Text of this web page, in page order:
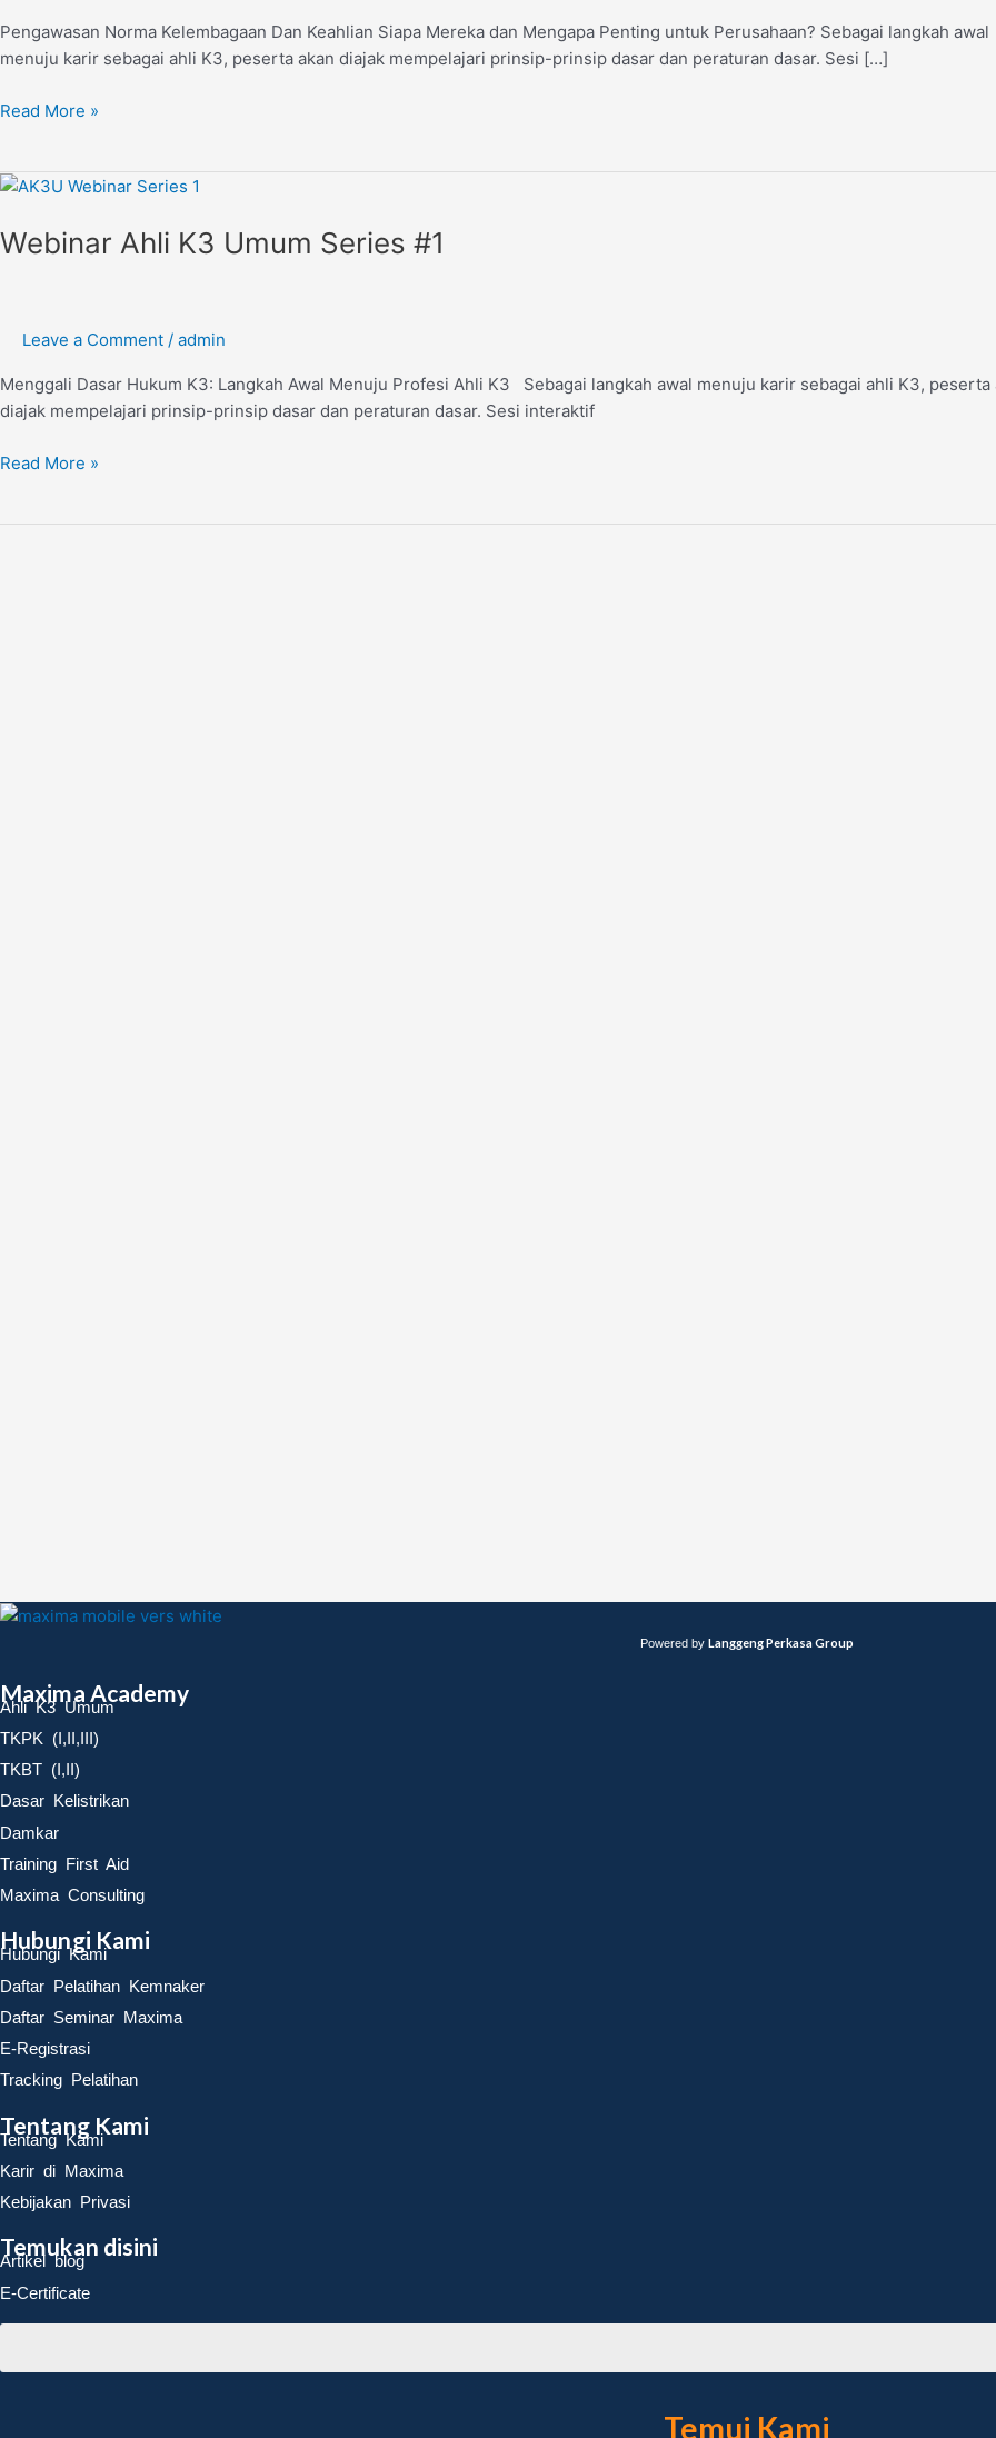
Pengawasan Norma Kelembagaan Dan Keahlian Siapa Mereka dan Mengapa Penting untuk Perusahaan? Sebagai langkah awal
menuju karir sebagai ahli K3, peserta akan diajak mempelajari prinsip-prinsip dasar dan peraturan dasar. Sesi […]
Read More »
Webinar Ahli K3 Umum Series #1
Leave a Comment / admin
Menggali Dasar Hukum K3: Langkah Awal Menuju Profesi Ahli K3 Sebagai langkah awal menuju karir sebagai ahli K3, peserta
diajak mempelajari prinsip-prinsip dasar dan peraturan dasar. Sesi interaktif
Webinar
K3
Read More »
Powered by Langgeng Perkasa Group
Maxima Academy
Ahli K3 Umum
TKPK (I,II,III)
TKBT (I,II)
Dasar Kelistrikan
Damkar
Training First Aid
Maxima Consulting
Hubungi Kami
Hubungi Kami
Daftar Pelatihan Kemnaker
Daftar Seminar Maxima
E-Registrasi
Tracking Pelatihan
Tentang Kami
Tentang Kami
Karir di Maxima
Kebijakan Privasi
Temukan disini
Artikel blog
E-Certificate
Temui Kami